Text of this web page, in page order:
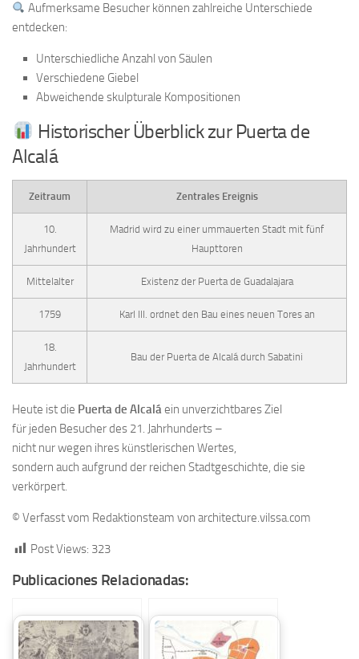
Aufmerksame Besucher können zahlreiche Unterschiede
entdecken:
Unterschiedliche Anzahl von Säulen
Verschiedene Giebel
Abweichende skulpturale Kompositionen
Historischer Überblick zur Puerta de
Alcalá
Zeitraum Zentrales Ereignis
10.
Jahrhundert
Madrid wird zu einer ummauerten Stadt mit fünf
Haupttoren
Mittelalter Existenz der Puerta de Guadalajara
1759 Karl III. ordnet den Bau eines neuen Tores an
18.
Jahrhundert
Bau der Puerta de Alcalá durch Sabatini
Heute ist die Puerta de Alcaláein unverzichtbares Ziel
für jeden Besucher des 21. Jahrhunderts –
nicht nur wegen ihres künstlerischen Wertes,
sondern auch aufgrund der reichen Stadtgeschichte, die sie
verkörpert.
© Verfasst vom Redaktionsteam von architecture.vilssa.com
Post Views: 323
Publicaciones Relacionadas: